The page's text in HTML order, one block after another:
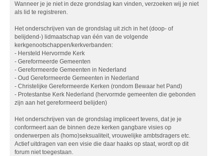
Wanneer je je niet in deze grondslag kan vinden, verzoeken wij je niet
als lid te registreren.
Het onderschrijven van de grondslag uit zich in het (doop- of
belijdend-) lidmaatschap van één van de volgende
kerkgenootschappen/kerkverbanden:
- Hersteld Hervormde Kerk
- Gereformeerde Gemeenten
- Gereformeerde Gemeenten in Nederland
- Oud Gereformeerde Gemeenten in Nederland
- Christelijke Gereformeerde Kerken (rondom Bewaar het Pand)
- Protestantse Kerk Nederland (hervormde gemeenten die gebonden
zijn aan het gereformeerd belijden)
Het onderschrijven van de grondslag impliceert tevens, dat je je
conformeert aan de binnen deze kerken gangbare visies op
onderwerpen als (homo)seksualiteit, vrouwelijke ambtsdragers etc.
Actief uitdragen van een visie die daar haaks op staat, wordt op dit
forum niet toegestaan.